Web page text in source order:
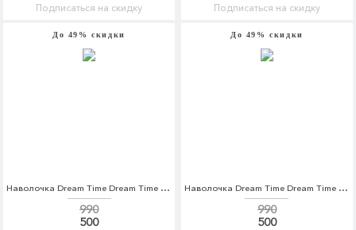
Подписаться на скидку Подписаться на скидку
До 49% скидки
Наволочка Dream Time Dream Time MP002XU0E4GC
990
500
До 49% скидки
Наволочка Dream Time Dream Time MP002XU0E4GA
990
500